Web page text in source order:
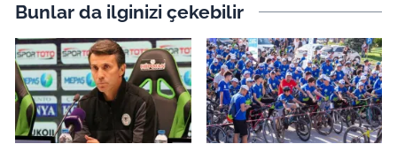
Bunlar da ilginizi çekebilir